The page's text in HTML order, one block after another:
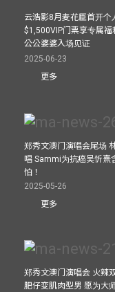
云浩影8月麦花臣首开
$1,500VIP门票享专属
公公婆婆入场见证
2025-06-23
更多
郑秀文澳门演唱会尾场
唱 Sammi为抗癌吴忻熹
怕！
2025-05-26
更多
郑秀文澳门演唱会 火辣
肥仔变肌肉型男 愿为大